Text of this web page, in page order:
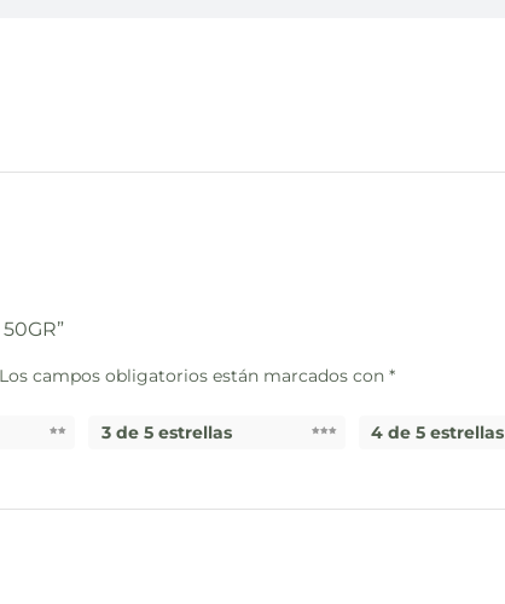
Los campos obligatorios están marcados con *
3 de 5 estrellas 4 de 5 estrellas